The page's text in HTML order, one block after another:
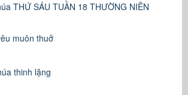
THỨ SÁU TUẦN 18 THƯỜNG NIÊN
muôn thuở
thinh lặng